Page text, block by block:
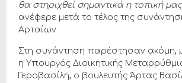
θα στηριχθεί σημαντικά η τοπική
ανέφερε μετά το τέλος της
Αρταίων.
Στη συνάντηση παρέστησαν ακόμη,
η Υπουργός Διοικητικής
Γεροβασίλη, ο βουλευτής Άρτας